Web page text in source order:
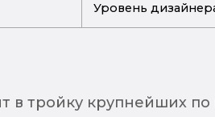
Уровень
в тройку крупнейших по